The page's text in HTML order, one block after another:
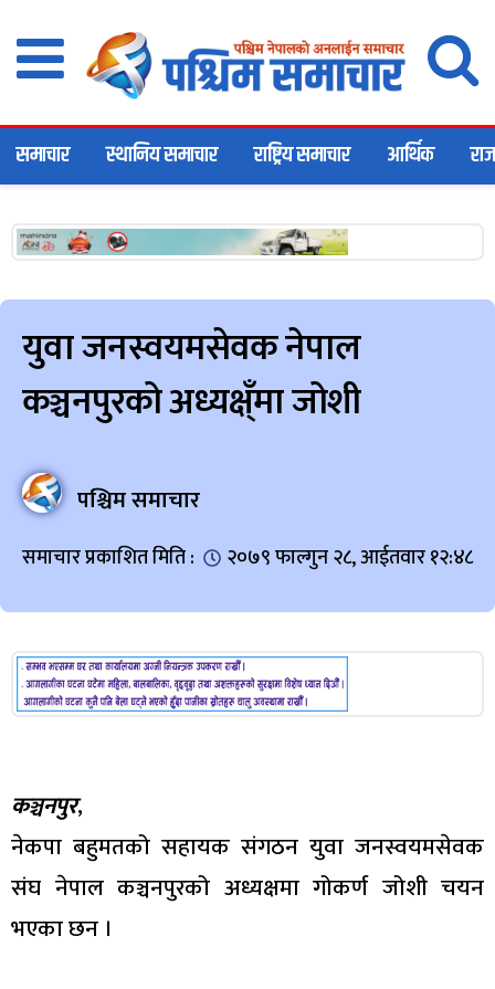
समाचार स्थानिय समाचार राष्ट्रिय समाचार आर्थिक
युवा जनस्वयमसेवक नेपाल
कञ्चनपुरको अध्यक्ष्ँमा जोशी
पश्चिम समाचार
समाचार प्रकाशित मिति : २०७९ फाल्गुन २८, आईतवार १२:४८
कञ्चनपुर,
नेकपा बहुमतको सहायक संगठन युवा जनस्वयमसेवक
संघ नेपाल कञ्चनपुरको अध्यक्षमा गोकर्ण जोशी चयन
भएका छन ।